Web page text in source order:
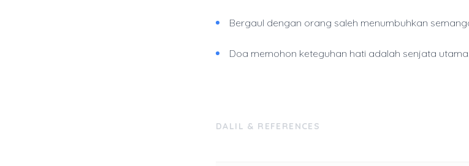
Bergaul dengan orang saleh menumbuhkan
Doa memohon keteguhan hati adalah senjata utama.
DALIL & REFERENCES